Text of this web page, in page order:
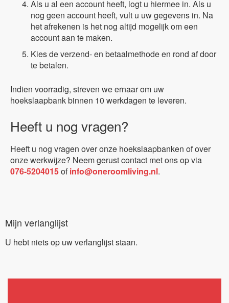
Als u al een account heeft, logt u hiermee in. Als u
nog geen account heeft, vult u uw gegevens in. Na
het afrekenen is het nog altijd mogelijk om een
account aan te maken.
Kies de verzend- en betaalmethode en rond af door
te betalen.
Indien voorradig, streven we ernaar om uw
hoekslaapbank binnen 10 werkdagen te leveren.
Heeft u nog vragen?
Heeft u nog vragen over onze hoekslaapbanken of over
onze werkwijze? Neem gerust contact met ons op via
076-5204015ofinfo@oneroomliving.nl.
Mijn verlanglijst
U hebt niets op uw verlanglijst staan.